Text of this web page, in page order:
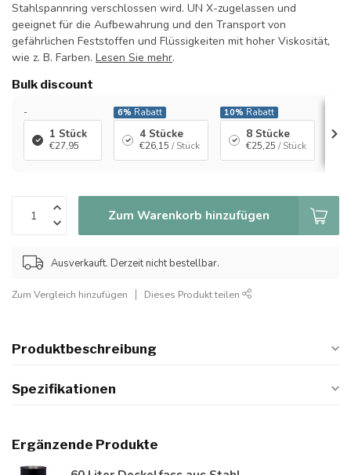
Stahlspannring verschlossen wird. UN X-zugelassen und
geeignet für die Aufbewahrung und den Transport von
gefährlichen Feststoffen und Flüssigkeiten mit hoher Viskosität,
wie z. B. Farben. Lesen Sie mehr.
Bulk discount
-
1 Stück
€27,95
6% Rabatt
4 Stücke
€26,15 / Stück
10% Rabatt
8 Stücke
€25,25 / Stück
Zum Warenkorb hinzufügen
Ausverkauft. Derzeit nicht bestellbar.
Zum Vergleich hinzufügen Dieses Produkt teilen
Produktbeschreibung
Spezifikationen
Ergänzende Produkte